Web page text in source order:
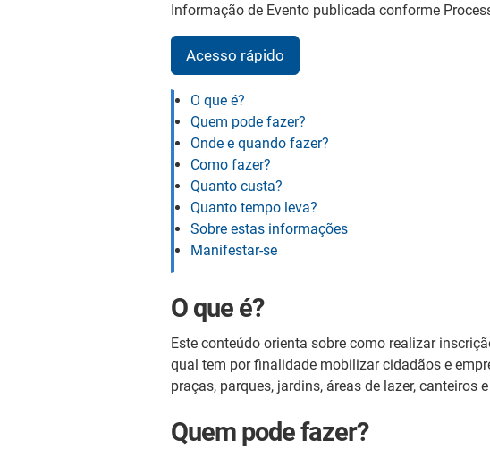
Informação de Evento publicada conforme
Acesso rápido
O que é?
Quem pode fazer?
Onde e quando fazer?
Como fazer?
Quanto custa?
Quanto tempo leva?
Sobre estas informações
Manifestar-se
O que é?
Este conteúdo orienta sobre como realizar
qual tem por finalidade mobilizar cidadãos e
praças, parques, jardins, áreas de lazer, canteiros
Quem pode fazer?